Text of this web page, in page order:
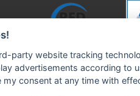
party website tracking
advertisements according to
my consent at any time with